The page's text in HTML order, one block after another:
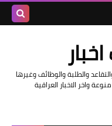
والطلبة والوظائف وغيرها
واخر الاخبار العراقية